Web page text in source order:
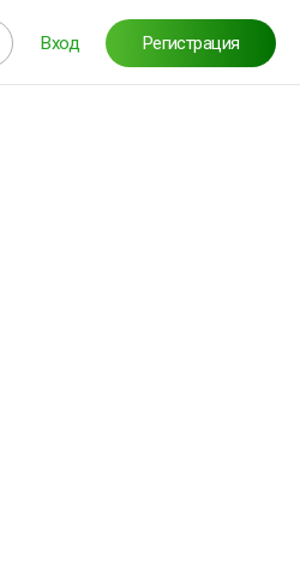
Вход Регистрация